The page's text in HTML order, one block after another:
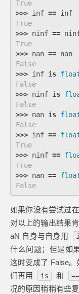
True
>>> inf == inf
True
>>> ninf ==
True
>>> nan == nan
False
>>> inf is
False
>>> ninf is
False
>>> nan is
False
>>> inf ==
True
>>> ninf ==
True
>>> nan ==
False
如果你没有尝试过
对以上的输出结果
aN 自身与自身用
什么问题；但是如
这时变成了 False
们再用
is 和 ==
况的原因稍稍有些